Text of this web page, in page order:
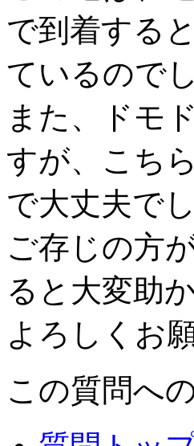
で到着する
ているので
また、ドモ
すが、こち
で大丈夫で
ご存じの方
ると大変助
よろしくお
この質問へ